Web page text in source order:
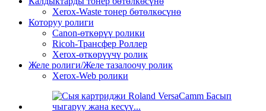
Xerox-Waste тонер бөтөлкөсүнө
Которуу ролиги
Canon-өткөрүү ролики
Ricoh-Трансфер Роллер
Xerox-өткөрүүчү ролик
Желе ролиги/Желе тазалоочу ролик
Xerox-Web ролики